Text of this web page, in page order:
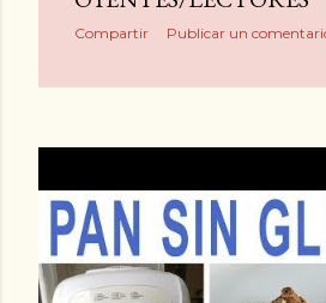
Compartir Publicar un